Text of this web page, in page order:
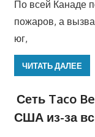
По всей Канаде
пожаров, а
юг,
ЧИТАТЬ ДАЛЕЕ
Сеть Taco
США из-за